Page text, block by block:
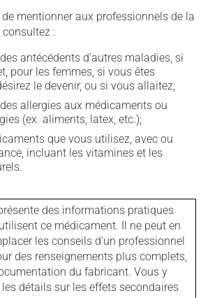
mentionner aux professionnels de la
:
antécédents d'autres maladies, si
pour les femmes, si vous êtes
le devenir, ou si vous allaitez;
allergies aux médicaments ou
(ex. aliments, latex, etc.);
que vous utilisez, avec ou
incluant les vitamines et les
des informations pratiques
ce médicament. Il ne peut en
les conseils d'un professionnel
des renseignements plus complets,
du fabricant. Vous y
détails sur les effets secondaires